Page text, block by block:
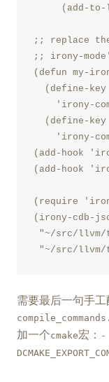
(add-
;; replace
;; irony-
(defun my-
(define-
'irony-
(define-
'irony-
(add-hook
(add-hook
(require
(irony-cdb-
"~/src/llvm/
"~/src/llvm/
需要最后一句手
加一个cmake宏： -